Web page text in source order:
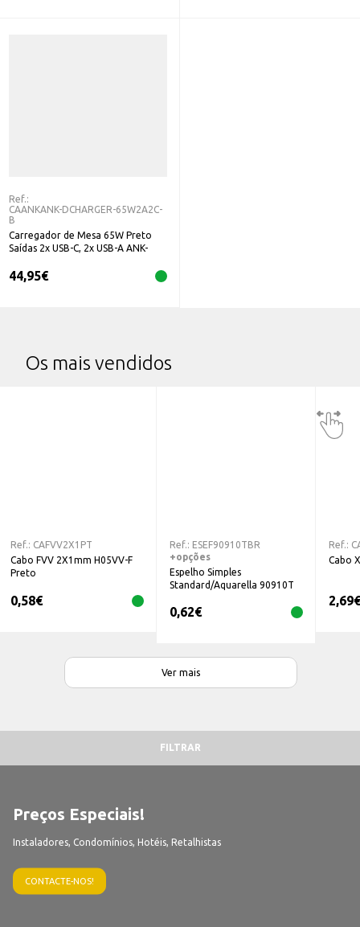
Ref.:
CAANKANK-DCHARGER-65W2A2C-
B
Carregador de Mesa 65W Preto
Saídas 2x USB-C, 2x USB-A ANK-
44,95€
Os mais vendidos
Ref.: CAFVV2X1PT
Cabo FVV 2X1mm H05VV-F
Preto
0,58€
Ref.: ESEF90910TBR
+opções
Espelho Simples
Standard/Aquarella 90910T
0,62€
Ref.:
Cabo
2,69€
Ver mais
FILTRAR
Preços Especiais!
Instaladores, Condomínios, Hotéis, Retalhistas
CONTACTE-NOS!